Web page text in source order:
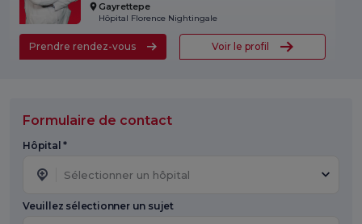
Gayrettepe
Hôpital Florence Nightingale
Prendre rendez-vous Voir le profil
Formulaire de contact
Hôpital *
Sélectionner un hôpital
Veuillez sélectionner un sujet